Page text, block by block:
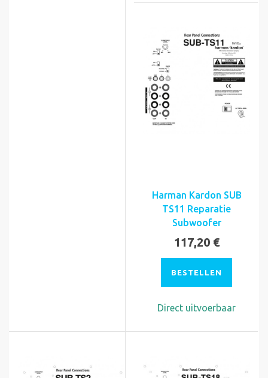
Harman Kardon SUB
TS11 Reparatie
Subwoofer
117,20 €
BESTELLEN
Direct uitvoerbaar